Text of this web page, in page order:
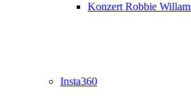
Konzert Robbie
Insta360